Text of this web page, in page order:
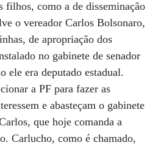
filhos, como a de disseminação
o vereador Carlos Bolsonaro,
de apropriação dos
no gabinete de senador
ele era deputado estadual.
a PF para fazer as
e abasteçam o gabinete
que hoje comanda a
Carlucho, como é chamado,